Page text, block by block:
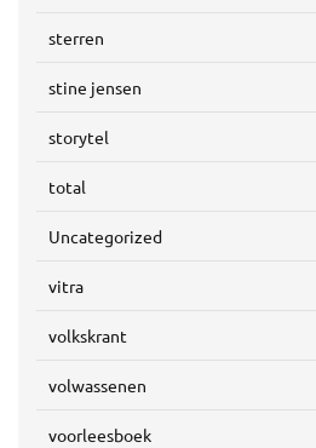
sterren
stine jensen
storytel
total
Uncategorized
vitra
volkskrant
volwassenen
voorleesboek